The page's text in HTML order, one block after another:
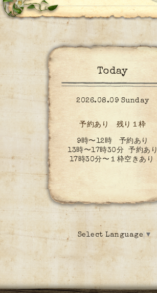
Today
2026.08.09 Sunday
予約あり 残り１枠
9時〜12時 予約あり
13時〜17時30分 予約あり
17時30分〜１枠空きあり
Select Language ▼